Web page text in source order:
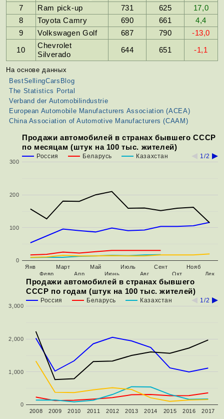
7
Ram pick-up 731 625
17,0
8
Toyota Camry 690 661
4,4
9
Volkswagen Golf 687 790
-13,0
10
Chevrolet
Silverado
644 651 -1,1
На основе данных
BestSellingCarsBlog
The Statistics Portal
Verband der Automobilindustrie
European Automobile Manufacturers Association (ACEA)
China Association of Automotive Manufacturers (CAAM)
Продажи автомобилей в странах бывшего СССР
по месяцам (штук на 100 тыс. жителей)
Россия Беларусь Казахстан 1/2
Янв
Февр
Март
Апр
Май
Июнь
Июль
Авг
Сент
Окт
Нояб
Дек
0
100
200
300
Продажи автомобилей в странах бывшего
СССР по годам (штук на 100 тыс. жителей)
Россия Беларусь Казахстан 1/2
2008 2009 2010 2011 2012 2013 2014 2015 2016 2017
0
1,000
2,000
3,000